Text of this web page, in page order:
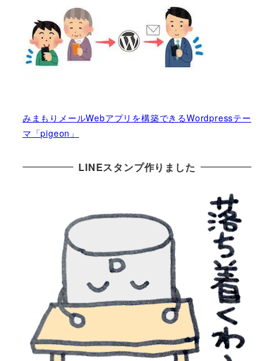
みまもりメールWebアプリを構築できるWordpressテー
マ「pigeon」
LINEスタンプ作りました